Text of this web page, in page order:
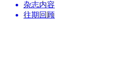
杂志内容
往期回顾